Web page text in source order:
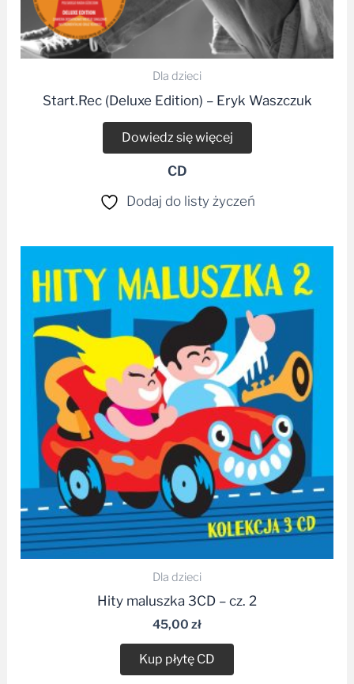
Dla dzieci
Start.Rec (Deluxe Edition) – Eryk Waszczuk
Dowiedz się więcej
CD
Dodaj do listy życzeń
Dla dzieci
Hity maluszka 3CD – cz. 2
45,00 zł
Kup płytę CD